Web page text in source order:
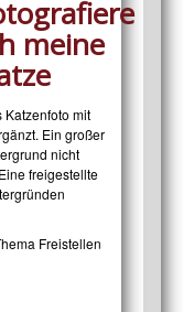
mit
Ein großer
nicht
freigestellte
Freistellen